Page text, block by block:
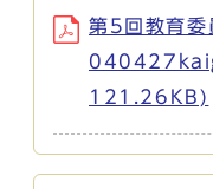
第5回教育委
121.26KB)